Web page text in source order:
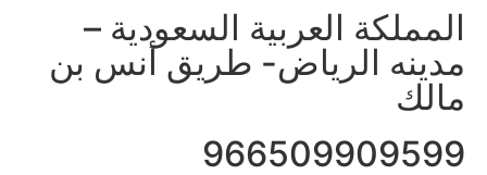
العربية السعودية –
الرياض- طريق أنس بن